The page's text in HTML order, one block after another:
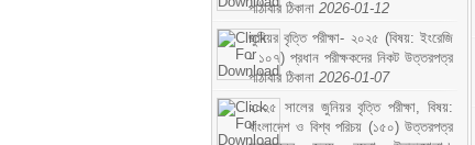
পাঠাবার ঠিকানা 2026-01-12
জুনিয়র বৃত্তি পরীক্ষা- ২০২৫ (বিষয়: ইংরেজি
- ১০৭) প্রধান পরীক্ষকদের নিকট উত্তরপত্র
পাঠাবার ঠিকানা 2026-01-07
২০২৫ সালের জুনিয়র বৃত্তি পরীক্ষা, বিষয়:
বাংলাদেশ ও বিশ্ব পরিচয় (১৫০) উত্তরপত্র